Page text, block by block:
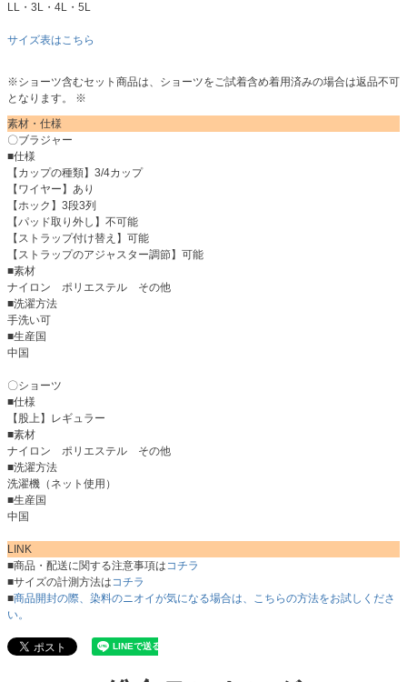
LL・3L・4L・5L
サイズ表はこちら
※ショーツ含むセット商品は、ショーツをご試着含め着用済みの場合は返品不可
となります。 ※
素材・仕様
〇ブラジャー
■仕様
【カップの種類】3/4カップ
【ワイヤー】あり
【ホック】3段3列
【パッド取り外し】不可能
【ストラップ付け替え】可能
【ストラップのアジャスター調節】可能
■素材
ナイロン ポリエステル その他
■洗濯方法
手洗い可
■生産国
中国
〇ショーツ
■仕様
【股上】レギュラー
■素材
ナイロン ポリエステル その他
■洗濯方法
洗濯機（ネット使用）
■生産国
中国
LINK
■商品・配送に関する注意事項はコチラ
■サイズの計測方法はコチラ
■商品開封の際、染料のニオイが気になる場合は、こちらの方法をお試しくださ
い。